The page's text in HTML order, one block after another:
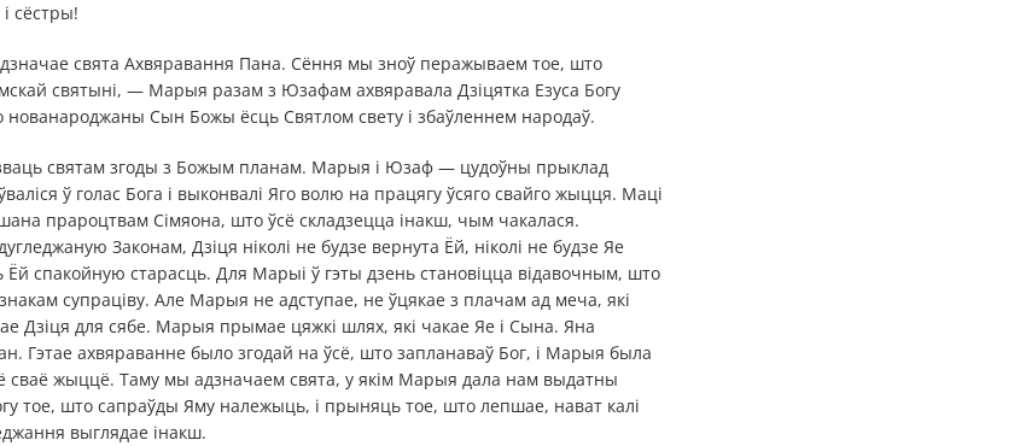
сёстры!
свята Ахвяравання Пана. Сёння мы зноў перажываем тое, што
святыні, — Марыя разам з Юзафам ахвяравала Дзіцятка Езуса Богу
нованароджаны Сын Божы ёсць Святлом свету і збаўленнем народаў.
святам згоды з Божым планам. Марыя і Юзаф — цудоўны прыклад
ў голас Бога і выконвалі Яго волю на працягу ўсяго свайго жыцця. Маці
прароцтвам Сімяона, што ўсё складзецца інакш, чым чакалася.
Законам, Дзіця ніколі не будзе вернута Ёй, ніколі не будзе Яе
спакойную старасць. Для Марыі ў гэты дзень становіцца відавочным, што
супраціву. Але Марыя не адступае, не ўцякае з плачам ад меча, які
Дзіця для сябе. Марыя прымае цяжкі шлях, які чакае Яе і Сына. Яна
Гэтае ахвяраванне было згодай на ўсё, што запланаваў Бог, і Марыя была
сваё жыццё. Таму мы адзначаем свята, у якім Марыя дала нам выдатны
тое, што сапраўды Яму належыць, і прыняць тое, што лепшае, нават калі
выглядае інакш.